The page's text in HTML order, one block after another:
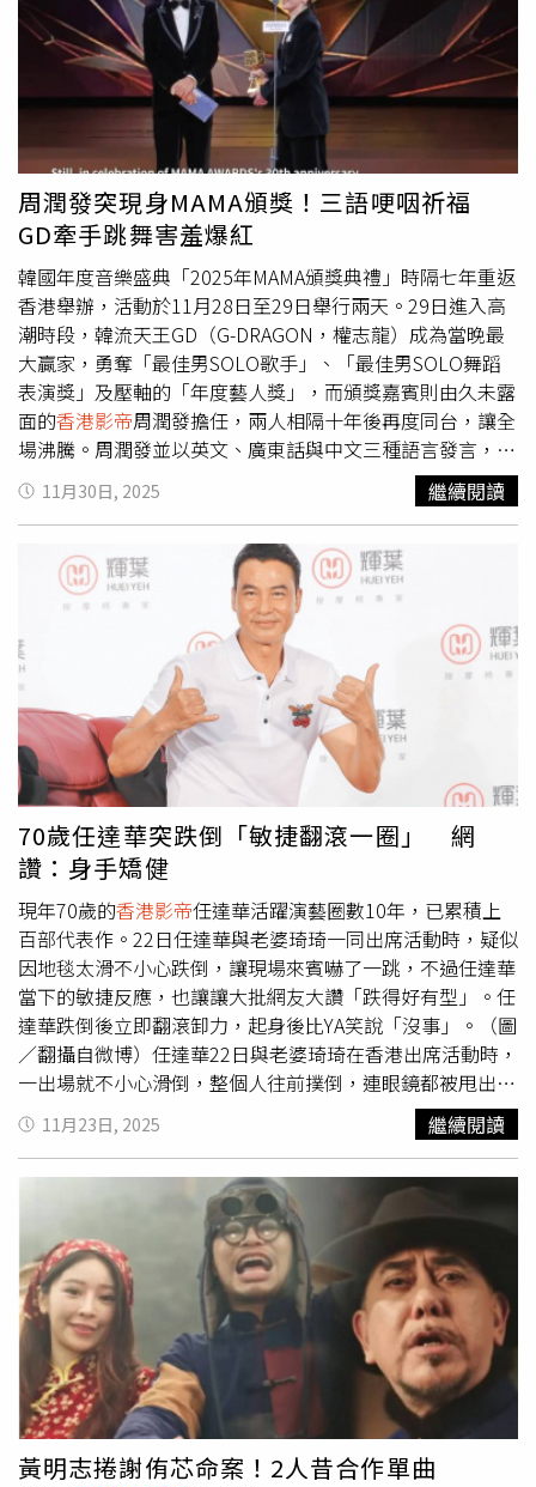
價呈現兩極，有人質疑過度消費前任，也有人認為只是分享
人生經歷。無論外界如何解讀，這段跨越49歲年齡差的戀
情，在多年後仍持續引發關注。
／華映娛樂）面對震驚全城的富商綁架案，警界高層都繃緊
神精，引發高層大鬥法，吳彥祖演出的警務處行動副處長蔡
元祺高調介入，破格與李文彬（劉俊謙 飾）聯手在第一線
上查案，亦由此展開二人的宿命對決。李文彬領導的小隊竟
淪為警隊高層明爭暗鬥的棋子。吳彥祖久違再度演出香港電
影，他說：「這次有種新鮮的但仍是港式的感覺，整個故事
的世界大很多，更為複雜，層次也多了很多。」劉俊謙說：
「這次警隊的格局是比較年輕的。」他表示導演梁樂民告訴
他想要在《寒戰1994》發展出一個新的《寒戰》，更想和
他一起創造出一個新的李文彬。而在《寒戰》系列中，將李
文彬一角詮釋成銀幕經典人物的梁家輝得知是劉俊謙演出角
色的年輕時代時說：「劉俊謙是個很成熟演員了，我對他的
表現非常期待。」《寒戰1994》警隊海報。（圖／華映娛
樂）《寒戰1994》描述2017年，新一屆保安局局長候選人
李文彬（梁家輝 飾）突然失蹤，為此，警務處處長劉傑輝
（郭富城 飾）向資深大律師簡奧偉（周潤發 飾）尋求協
助，開啟了一份1994年的神秘檔案。1994年，香港回歸前
夕，政治部即將解散。一宗富商綁架案，讓熱血正義的李文
彬（劉俊謙 飾）與冷血野心家蔡元祺（吳彥祖 飾），在警
界掀起一場暗潮湧動的權力較量。首富家族潘氏父子（謝君
豪及吳慷仁 飾）、警隊、黑道及英方四方勢力捲入其中，
各有算盤、相互牽制，香港迎來了新一輪權力洗牌，並為
2017年的寒戰風波埋下了伏筆。《寒戰1994》商界海報。
（圖／華映娛樂）
周潤發突現身MAMA頒獎！三語哽咽祈福
GD牽手跳舞害羞爆紅
韓國年度音樂盛典「2025年MAMA頒獎典禮」時隔七年重返
香港舉辦，活動於11月28日至29日舉行兩天。29日進入高
潮時段，韓流天王GD（G-DRAGON，權志龍）成為當晚最
大贏家，勇奪「最佳男SOLO歌手」、「最佳男SOLO舞蹈
表演獎」及壓軸的「年度藝人獎」，而頒獎嘉賓則由久未露
面的香港影帝周潤發擔任，兩人相隔十年後再度同台，讓全
場沸騰。周潤發並以英文、廣東話與中文三種語言發言，悼
念香港大火的罹難者。周潤發現身MAMA典禮，以三語發言
哽咽致詞，呼籲全場為香港火災罹難者祈福。（圖／翻攝自
MyVideo）周潤發原先取消出席，但最終在典禮第二天現身
會場，他語氣哽咽地表示：「在我頒獎之前，我有一個小小
的拜託，希望大家站起來，為香港居民送上衷心的祝福。」
當場燈光隨即暗下，全體觀眾起立默哀，氣氛莊嚴動容。在
短暫的祈福儀式後，周潤發整理情緒，轉為輕鬆語氣，用廣
東話幽默地說：「等MAMA邀請我，我等這個機會等了七
年，等到我頭髮都白了。」成功讓現場氣氛回溫。緊接著，
GD登台領取「年度藝人獎」，兩人在舞台上手牽手、蹦跳
舞動，十年後的再度同框，掀起台下尖叫聲浪。周潤發現身
MAMA典禮，以三語發言哽咽致詞，呼籲全場為香港火災罹
難者祈福。（圖／翻攝自MyVideo）GD在發表得獎感言時
說：「去年透過MAMA回歸，今年感覺特別不同，很難得有
開心的一天。感謝MAMA給我這麼棒的獎，真的很榮幸，也
非常感謝粉絲。」他也透露2026年將與團員一同回歸舞
台，預告BIGBANG有望重新合體。GD從周潤發手中接下年
度藝人獎，兩人睽違十年再度同台，場面溫馨又歡樂。（圖
／翻攝自Mnet Plus）GD同時以新曲〈TOO BAD〉拿下
「最佳男SOLO舞蹈表演獎」，登台時身穿吸睛毛帽，並再
次為香港火災致意。他低沈地表示：「不知道該怎麼安慰大
家，但希望大家能一起加油。我準備了精彩的表演，希望大
家期待。」本屆MAMA典禮卡司同樣星光熠熠，第二天由影
后金憓秀擔任主持，邀請TOMORROW X TOGETHER、
aespa、ALLDAY PROJECT、CORTIS、G-DRAGON、
IDID、izna、J01、KickFlip、KYOKA、RIIZE、Stray Kids、
ZEROBASEONE等13組藝人共襄盛舉。雖然演出團體數量
不多，但新生代與資深藝人齊聚，氣場依然震撼。
11月30日, 2025 繼續閱讀
70歲任達華突跌倒「敏捷翻滾一圈」 網
讚：身手矯健
現年70歲的香港影帝任達華活躍演藝圈數10年，已累積上
百部代表作。22日任達華與老婆琦琦一同出席活動時，疑似
因地毯太滑不小心跌倒，讓現場來賓嚇了一跳，不過任達華
當下的敏捷反應，也讓讓大批網友大讚「跌得好有型」。任
達華跌倒後立即翻滾卸力，起身後比YA笑說「沒事」。（圖
／翻攝自微博）任達華22日與老婆琦琦在香港出席活動時，
一出場就不小心滑倒，整個人往前撲倒，連眼鏡都被甩出
去，不過任達華立刻用左手支撐地面，接著順勢翻滾、單膝
跪地後，再迅速起立，整套動作3秒內就完成，反應相當迅
速，任達華站穩後還立刻比出YA手勢，笑說「沒事」，態度
相當從容。事後，任達華受訪時表示自己沒有大礙，「因為
我對地毯有一種情懷，地毯帶給我溫暖。我特別喜歡這個藍
色，這個藍跟海港一樣漂亮，用這種方式出場還滿特別的，
哈哈」。任達華工作室也發布聲明，表示任達華只有膝蓋輕
微擦傷，隔日的行程照常進行。對此，許多網友看到影片後
紛紛大讚「華叔這身手，年輕時絕對是武俠高手轉世，不過
還是要保重身體」、「倒起身動作絲滑，專業素養盡顯」、
「還有旋轉緩衝，專業」、「任達華老師身手矯健」、「不
愧是華哥」。
11月23日, 2025 繼續閱讀
黃明志捲謝侑芯命案！2人昔合作單曲